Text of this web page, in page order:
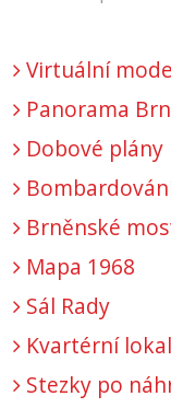
Virtuální
Panorama
Dobové plány
Brněnské
Mapa 1968
Sál Rady
Kvartérní
Stezky po